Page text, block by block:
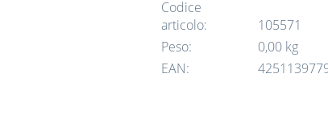
Codice
articolo:
105571
Peso:
0,00 kg
EAN: